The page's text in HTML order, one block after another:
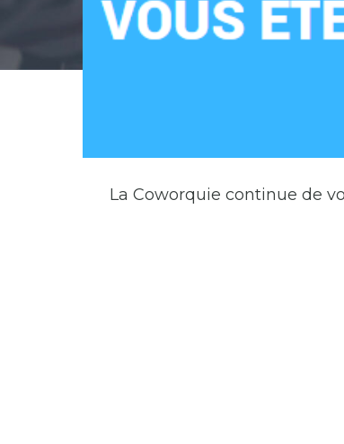
La Coworquie continue de